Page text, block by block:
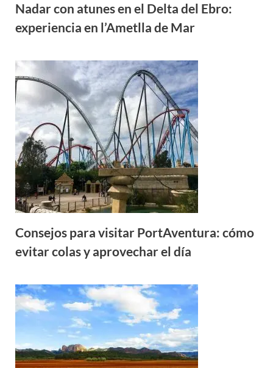
Nadar con atunes en el Delta del Ebro:
experiencia en l’Ametlla de Mar
Consejos para visitar PortAventura: cómo
evitar colas y aprovechar el día